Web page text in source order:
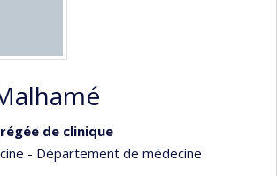
de clinique
- Département de médecine